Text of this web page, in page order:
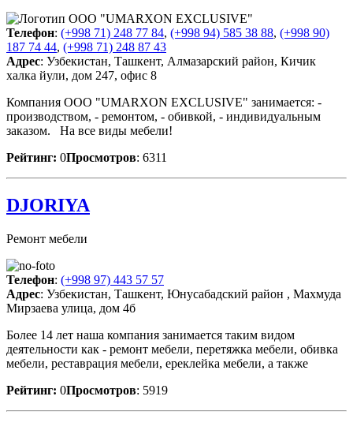
Телефон: (+998 71) 248 77 84, (+998 94) 585 38 88, (+998 90)
187 74 44, (+998 71) 248 87 43
Адрес: Узбекистан, Ташкент, Алмазарский район, Кичик
халка йули, дом 247, офис 8
Компания OOO "UMARXON EXCLUSIVE" занимается: -
производством, - ремонтом, - обивкой, - индивидуальным
заказом. На все виды мебели!
Рейтинг: 0Просмотров: 6311
DJORIYA
Ремонт мебели
Телефон: (+998 97) 443 57 57
Адрес: Узбекистан, Ташкент, Юнусабадский район , Махмуда
Мирзаева улица, дом 4б
Более 14 лет наша компания занимается таким видом
деятельности как - ремонт мебели, перетяжка мебели, обивка
мебели, реставрация мебели, ереклейка мебели, а также
Рейтинг: 0Просмотров: 5919